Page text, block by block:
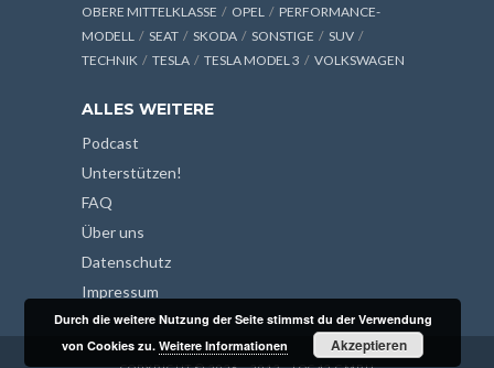
OBERE MITTELKLASSE
OPEL
PERFORMANCE-
MODELL
SEAT SKODA SONSTIGE
SUV
TECHNIK
TESLA TESLA MODEL 3 VOLKSWAGEN
ALLES WEITERE
Podcast
Unterstützen!
FAQ
Über uns
Datenschutz
Impressum
Durch die weitere Nutzung der Seite stimmst du der Verwendung
von Cookies zu.Weitere Informationen Akzeptieren